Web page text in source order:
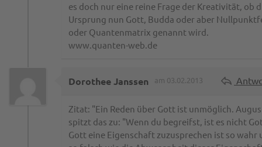
es doch nur eine reine Frage der Kreativität, ob
Ursprung nun Gott, Budda oder aber
oder Quantenmatrix genannt wird.
www.quanten-web.de
Dorothee Janssen am 03.02.2013
Zitat: "Ein Reden über Gott ist unmöglich.
spitzt das zu: "Wenn du begreifst, ist es nicht
Gott eine Eigenschaft zuzusprechen ist so wahr